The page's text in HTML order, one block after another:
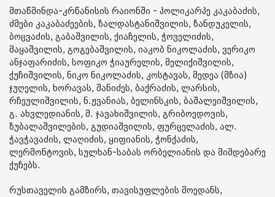
მთაწმინდა-კრწანისის რაიონში - პოლიკარპე კაკაბაძის,
ძმები კაკაბაძეების, ზალდასტანიშვილის, ზანდუკელის,
ბოცვაძის, გაბაშვილის, ქიაჩელის, ჭოველიძის,
მაყაშვილის, გოგებაშვილის, იაკობ ნიკოლაძის, ვერიკო
ანჯაფარიძის, სოფიკო ჭიაურელის, მელიქიშვილის,
ქუჩიშვილის, ნიკო ნიკოლაძის, კოსტავას, მედეა (მზია)
ჯუღელის, ხორავას, შანიძეს, ბაქრაძის, ლარსის,
რჩეულიშვილის, ნ.ჟვანიას, ბელინსკის, ბაშალეიშვილის,
გ. ახვლედიანის, მ. ჯავახიშვილის, გრიბოედოვის,
ზუბალაშვილების, გუდიაშვილის, ფურცელაძის, ალ.
ჭავჭავაძის, ლაღიძის, ყიფიანის, ჭონქაძის,
ლერმონტოვის, სულხან-საბას ორბელიანის და მიმდებარე
ქუჩებს.
რუსთაველის გამზირს, თავისუფლების მოედანს,